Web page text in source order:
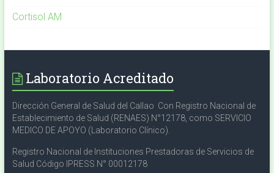
Cortisol AM
Laboratorio Acreditado
Dirección General de Salud del Callao Con Registro Nacional de
Establecimiento de Salud (RENAES) N°12178, como SERVICIO
MEDICO DE APOYO (Laboratorio Clínico).
Registro Nacional de Instituciones Prestadoras de Servicios de
Salud Código IPRESS N° 00012178